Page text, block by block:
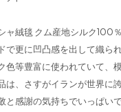
ャ絨毯 クム産地シルク100
で更に凹凸感を出して織ら
色等豊富に使われていて、
は、さすがイランが世界に
と感謝の気持ちでいっぱい